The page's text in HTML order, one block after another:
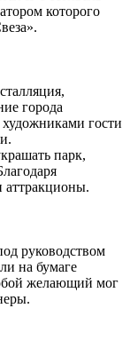
которого
города
гости
парк,
аттракционы.
руководством
на бумаге
желающий мог